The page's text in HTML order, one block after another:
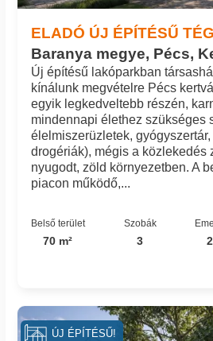
ELADÓ ÚJ ÉPÍTÉSŰ
Baranya megye, Pécs,
Új építésű lakóparkban
kínálunk megvételre Pécs
egyik legkedveltebb részén,
mindennapi élethez szükséges
élelmiszerüzletek,
drogériák), mégis a közlekedés
nyugodt, zöld környezetben. A
piacon működő,...
Belső terület
70 m²
Szobák
3 2
ÚJ ÉPÍTÉSŰ!